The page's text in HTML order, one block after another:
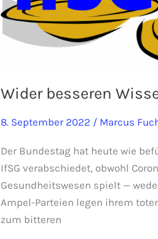
Wider besseren
8. September 2022 / Marcus
Der Bundestag hat heute wie
IfSG verabschiedet, obwohl
Gesundheitswesen spielt —
Ampel-Parteien legen ihrem
zum bitteren